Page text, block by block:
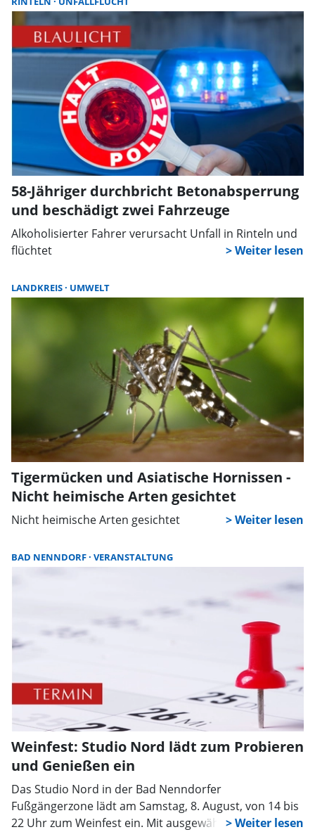
58-Jähriger durchbricht Betonabsperrung
und beschädigt zwei Fahrzeuge
Alkoholisierter Fahrer verursacht Unfall in Rinteln und
flüchtet
LANDKREIS UMWELT
Tigermücken und Asiatische Hornissen -
Nicht heimische Arten gesichtet
Nicht heimische Arten gesichtet
BAD NENNDORF VERANSTALTUNG
Weinfest: Studio Nord lädt zum Probieren
und Genießen ein
Das Studio Nord in der Bad Nenndorfer
Fußgängerzone lädt am Samstag, 8. August, von 14 bis
22 Uhr zum Weinfest ein. Mit ausgewählten Weinen,